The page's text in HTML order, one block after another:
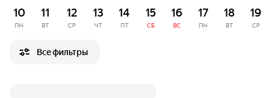
10
ПН
11
ВТ
12
СР
13
ЧТ
14
ПТ
15
СБ
16
ВС
17
ПН
18
ВТ
19
СР
Все фильтры